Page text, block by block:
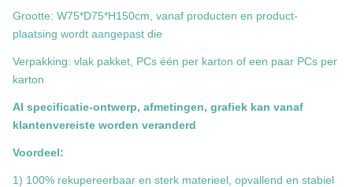
Grootte: W75*D75*H150cm , vanaf producten en product-
plaatsing wordt aangepast die
Verpakking: vlak pakket, PCs één per karton of een paar PCs per
karton
Al specificatie-ontwerp, afmetingen, grafiek kan vanaf
klantenvereiste worden veranderd
Voordeel:
1) 100% rekupereerbaar en sterk materieel, opvallend en stabiel